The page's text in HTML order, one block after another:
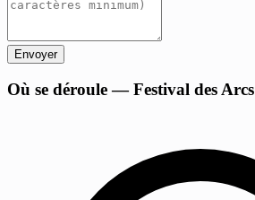
Envoyer
Où se déroule — Festival des Arcs